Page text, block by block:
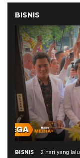
BISNIS
BISNIS 2 hari yang lalu